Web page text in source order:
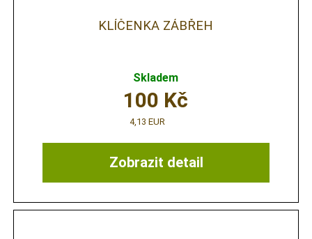
KLÍČENKA ZÁBŘEH
Skladem
Zobrazit detail
100 Kč
4,13 EUR